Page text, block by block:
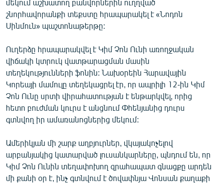
ԲԱՆԱՎԵՃ
ՁԳՏԵԼՈՎ ԼԱՎԱԳՈՒՅՆԻՆ
Հայերեն
English
Русский
ՀԵՏԵՎԵՔ ՄԵԶ
մեկում աշխատող բանվորներին ուղղված
շնորհավորանքի տեքստը հրապարակել է «Նոդոն
Սինմուն» պաշտոնաթերթը:
Ուղերձը հրապարակվել է Կիմ Չոն Ունի առողջական
վիճակի կտրուկ վատթարացման մասին
տեղեկությունների ֆոնին: Նախօրեին Հարավային
Կորեայի մամուլը տեղեկացրել էր, որ ապրիլի 12-ին Կիմ
Չոն Ունը սրտի վիրահատության է ենթարկվել, որից
հետո բուժման կուրս է անցնում Փհենյանից դուրս
գտնվող իր ամառանոցներից մեկում:
Ամերիկյան մի շարք աղբյուրներ, վկայակոչելով
արբանյակից կատարված լուսանկարները, պնդում են, որ
Կիմ Չոն Ունին տեղափոխող զրահապատ գնացքը արդեն
մի քանի օր է, ինչ գտնվում է ծովափնյա Վոնսան քաղաքի